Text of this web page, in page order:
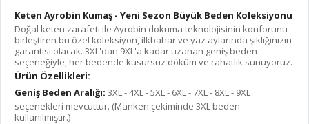
Keten Ayrobin Kumaş - Yeni Sezon Büyük Beden Koleksiyonu
Doğal keten zarafeti ile Ayrobin dokuma teknolojisinin konforunu
birleştiren bu özel koleksiyon, ilkbahar ve yaz aylarında şıklığınızın
garantisi olacak. 3XL'dan 9XL'a kadar uzanan geniş beden
seçeneğiyle, her bedende kusursuz döküm ve rahatlık sunuyoruz.
Ürün Özellikleri:
Geniş Beden Aralığı: 3XL - 4XL - 5XL - 6XL - 7XL - 8XL - 9XL
seçenekleri mevcuttur. (Manken çekiminde 3XL beden
kullanılmıştır.)